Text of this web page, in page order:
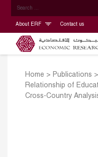
About ERF Contact us
Home > Publications >
Relationship of
Cross-Country